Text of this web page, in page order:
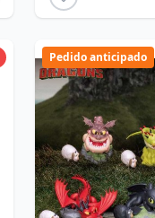
Pedido anticipado